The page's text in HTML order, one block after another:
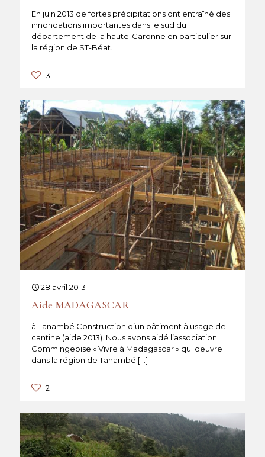
En juin 2013 de fortes précipitations ont entraîné des
innondations importantes dans le sud du
département de la haute-Garonne en particulier sur
la région de ST-Béat.
3
28 avril 2013
Aide MADAGASCAR
à Tanambé Construction d’un bâtiment à usage de
cantine (aide 2013). Nous avons aidé l’association
Commingeoise « Vivre à Madagascar » qui oeuvre
dans la région de Tanambé […]
2